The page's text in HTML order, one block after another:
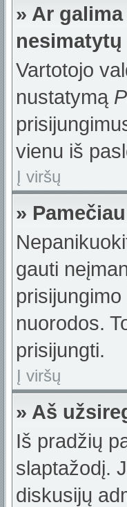
» Ar
Vartotojo
nustatymą
vienu iš
Į viršų
»
gauti
nuorodos.
prisijungti.
Į viršų
» Aš
Iš pradžių
slaptažodį.
diskusijų